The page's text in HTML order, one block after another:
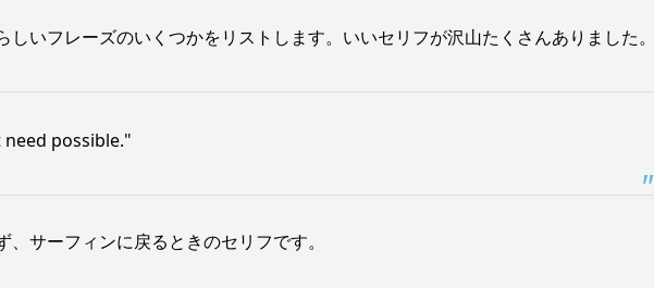
しいフレーズのいくつかをリストします。いいセリフが沢山たくさんありました
need possible."
サーフィンに戻るときのセリフです。